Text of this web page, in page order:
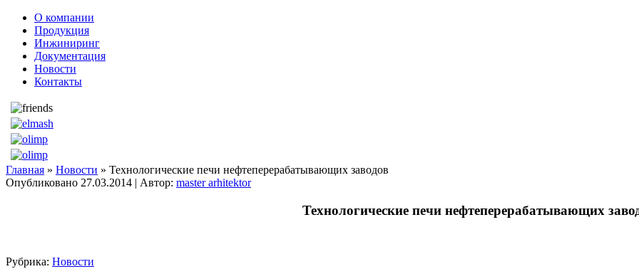
О компании
Продукция
Инжиниринг
Документация
Новости
Контакты
Главная » Новости » Технологические печи нефтеперерабатывающих заводов
Опубликовано 27.03.2014 | Автор: master arhitektor
Технологические печи нефтеперерабатывающих
Рубрика: Новости